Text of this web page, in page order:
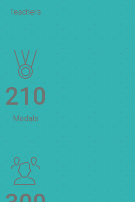
Teachers
210
Medals